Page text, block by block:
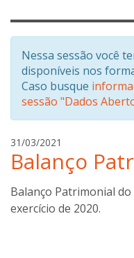
Nessa sessão você
disponíveis nos
Caso busque
sessão "Dados
31/03/2021
i
l
d
e
Balanço
Balanço Patrimonial
exercício de 2020.